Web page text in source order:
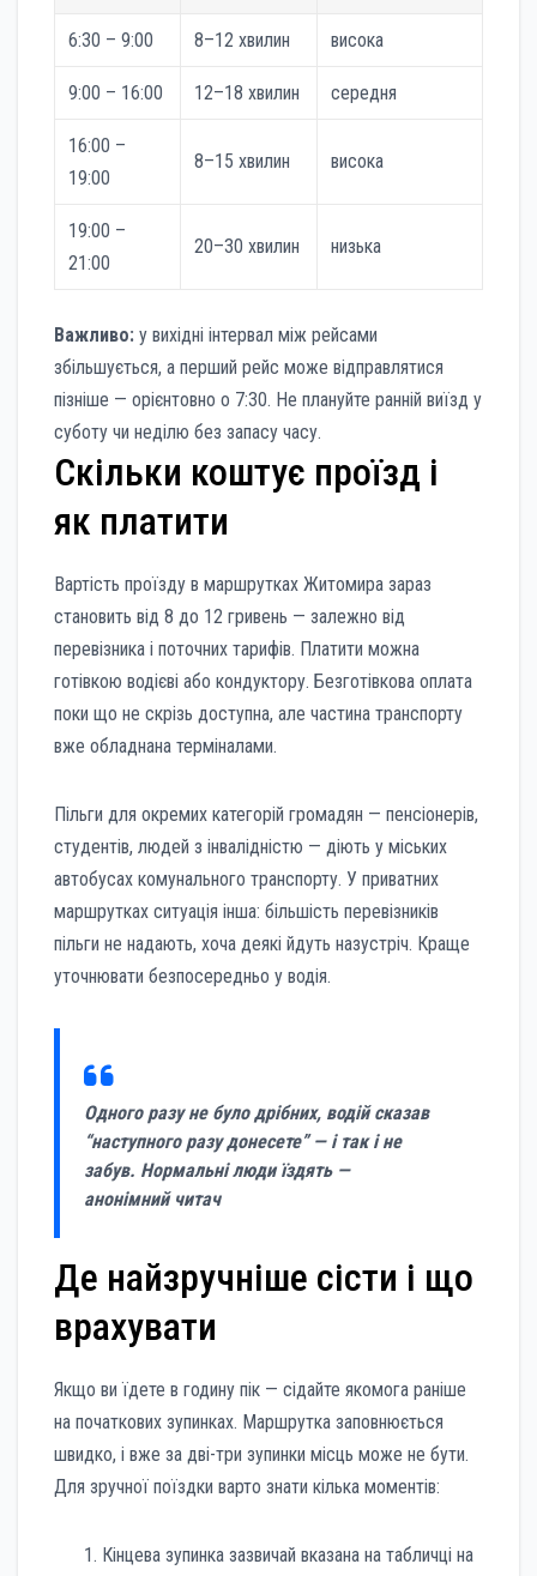
6:30 – 9:00 8–12 хвилин висока
9:00 – 16:00 12–18 хвилин середня
16:00 –
19:00
8–15 хвилин висока
19:00 –
21:00
20–30 хвилин низька
Важливо: у вихідні інтервал між рейсами
збільшується, а перший рейс може відправлятися
пізніше — орієнтовно о 7:30. Не плануйте ранній виїзд у
суботу чи неділю без запасу часу.
Скільки коштує проїзд і
як платити
Вартість проїзду в маршрутках Житомира зараз
становить від 8 до 12 гривень — залежно від
перевізника і поточних тарифів. Платити можна
готівкою водієві або кондуктору. Безготівкова оплата
поки що не скрізь доступна, але частина транспорту
вже обладнана терміналами.
Пільги для окремих категорій громадян — пенсіонерів,
студентів, людей з інвалідністю — діють у міських
автобусах комунального транспорту. У приватних
маршрутках ситуація інша: більшість перевізників
пільги не надають, хоча деякі йдуть назустріч. Краще
уточнювати безпосередньо у водія.
Одного разу не було дрібних, водій сказав
“наступного разу донесете” — і так і не
забув. Нормальні люди їздять —
анонімний читач
Де найзручніше сісти і що
врахувати
Якщо ви їдете в годину пік — сідайте якомога раніше
на початкових зупинках. Маршрутка заповнюється
швидко, і вже за дві-три зупинки місць може не бути.
Для зручної поїздки варто знати кілька моментів:
Кінцева зупинка зазвичай вказана на табличці на